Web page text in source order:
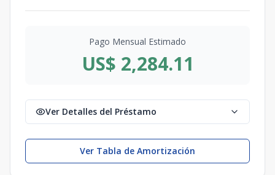
Pago Mensual Estimado
US$ 2,284.11
Ver Detalles del Préstamo
Ver Tabla de Amortización